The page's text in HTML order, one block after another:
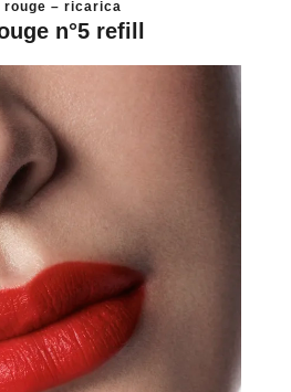
rouge – ricarica
n°5 refill